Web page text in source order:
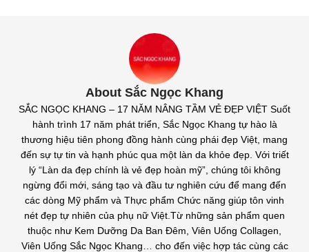
About Sắc Ngọc Khang
SẮC NGỌC KHANG – 17 NĂM NÂNG TẦM VẺ ĐẸP VIỆT Suốt
hành trình 17 năm phát triển, Sắc Ngọc Khang tự hào là
thương hiệu tiên phong đồng hành cùng phái đẹp Việt, mang
đến sự tự tin và hạnh phúc qua một làn da khỏe đẹp. Với triết
lý “Làn da đẹp chính là vẻ đẹp hoàn mỹ”, chúng tôi không
ngừng đổi mới, sáng tạo và đầu tư nghiên cứu để mang đến
các dòng Mỹ phẩm và Thực phẩm Chức năng giúp tôn vinh
nét đẹp tự nhiên của phụ nữ Việt.Từ những sản phẩm quen
thuộc như Kem Dưỡng Da Ban Đêm, Viên Uống Collagen,
Viên Uống Sắc Ngọc Khang… cho đến việc hợp tác cùng các